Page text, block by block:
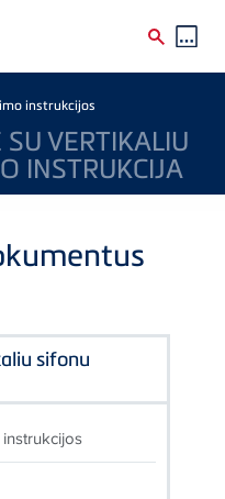
instrukcijos
VERTIKALIU
INSTRUKCIJA
sifonu